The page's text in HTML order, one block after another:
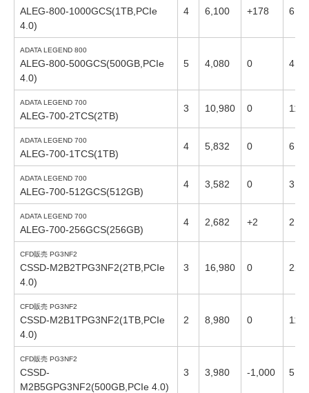
ALEG-800-1000GCS(1TB,PCIe
4.0)
4 6,100 +178
ADATA LEGEND 800
ALEG-800-500GCS(500GB,PCIe
4.0)
5 4,080 0
ADATA LEGEND 700
ALEG-700-2TCS(2TB)
3 10,980 0
ADATA LEGEND 700
ALEG-700-1TCS(1TB)
4 5,832 0
ADATA LEGEND 700
ALEG-700-512GCS(512GB)
4 3,582 0
ADATA LEGEND 700
ALEG-700-256GCS(256GB)
4 2,682 +2
CFD販売 PG3NF2
CSSD-M2B2TPG3NF2(2TB,PCIe
4.0)
3 16,980 0
CFD販売 PG3NF2
CSSD-M2B1TPG3NF2(1TB,PCIe
4.0)
2 8,980 0
CFD販売 PG3NF2
CSSD-
M2B5GPG3NF2(500GB,PCIe 4.0)
3 3,980 -1,000